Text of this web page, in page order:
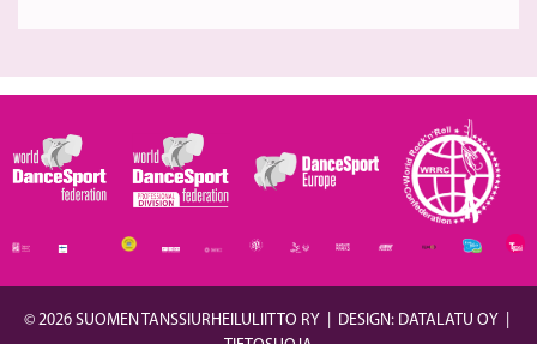
© 2026 SUOMEN TANSSIURHEILULIITTO RY DESIGN: DATALATU OY